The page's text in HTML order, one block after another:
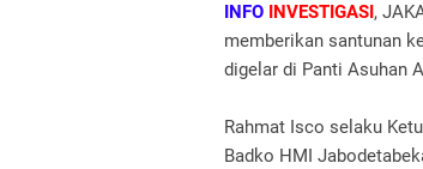
INFO INVESTIGASI,
memberikan santunan
digelar di Panti Asuhan
Rahmat Isco selaku
Badko HMI